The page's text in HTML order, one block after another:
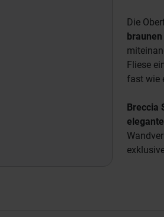
Die
Fliese
fast wie
Breccia